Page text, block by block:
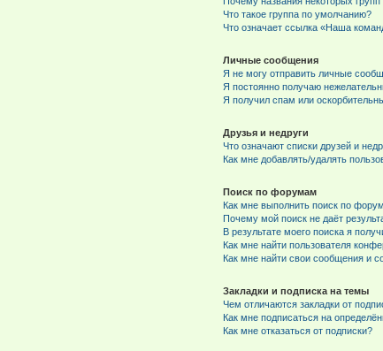
Что такое группа по умолчанию?
Что означает ссылка «Наша
Личные сообщения
Я не могу отправить личные
Я постоянно получаю
Я получил спам или
Друзья и недруги
Что означают списки друзей и
Как мне добавлять/удалять
Поиск по форумам
Как мне выполнить поиск по
Почему мой поиск не даёт
В результате моего поиска я
Как мне найти пользователя
Как мне найти свои сообщения и
Закладки и подписка на темы
Чем отличаются закладки от
Как мне подписаться на
Как мне отказаться от подписки?